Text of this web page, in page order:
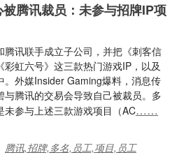
腾讯裁员：未参与招牌IP项
腾讯联手成立子公司，并把《刺客信
虹六号》这三款热门游戏IP，以及
。外媒Insider Gaming爆料，消息传
与腾讯的交易会导致自己被裁员。多
参与上述三款游戏项目（AC……
腾讯,招牌,多名,员工,项目,员工